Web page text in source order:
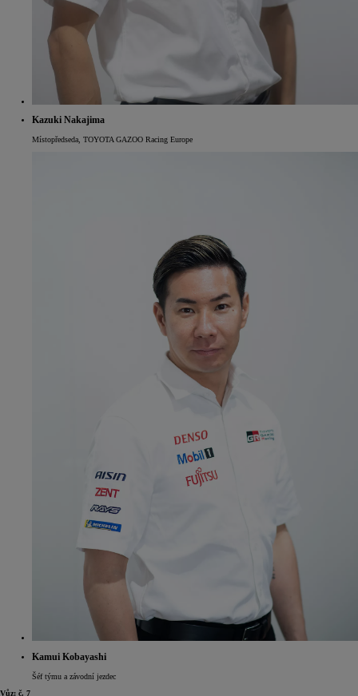
Kazuki Nakajima
Místopředseda, TOYOTA GAZOO Racing Europe
Kamui Kobayashi
Šéf týmu a závodní jezdec
Vůz: č. 7